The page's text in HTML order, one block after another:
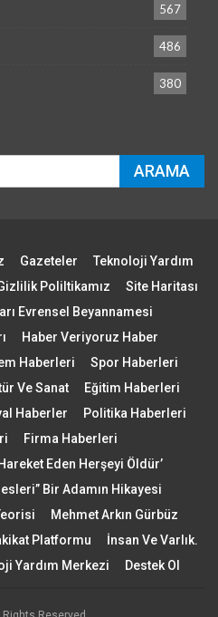
567
486
380
Gazeteler
Teknoloji Yardım
Poliltikamız
Site Haritası
Evrensel Beyannamesi
Haber Veriyoruz Haber
Haberleri
Spor Haberleri
Ve Sanat
Eğitim Haberleri
Haberler
Politika Haberleri
Firma Haberleri
Eden Herşeyi Öldür’
Bir Adamın Hikayesi
Mehmet Arkın Gürbüz
Platformu
İnsan Ve Varlık.
Yardım Merkezi Destek Ol